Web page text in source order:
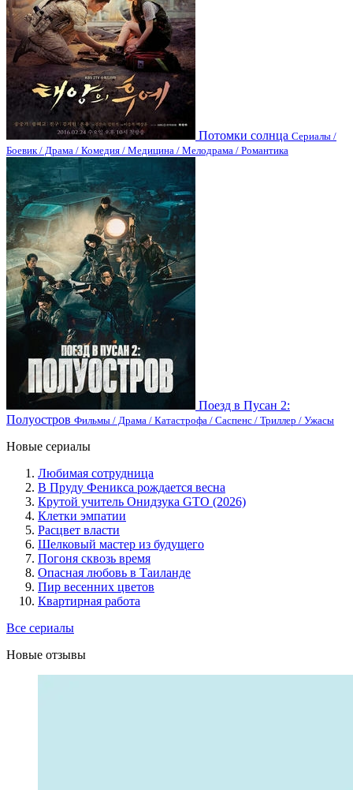
Потомки солнца Сериалы /
Боевик / Драма / Комедия / Медицина / Мелодрама / Романтика
Поезд в Пусан 2:
Полуостров Фильмы / Драма / Катастрофа / Саспенс / Триллер / Ужасы
Новые сериалы
Любимая сотрудница
В Пруду Феникса рождается весна
Крутой учитель Онидзука GTO (2026)
Клетки эмпатии
Расцвет власти
Шелковый мастер из будущего
Погоня сквозь время
Опасная любовь в Таиланде
Пир весенних цветов
Квартирная работа
Все сериалы
Новые отзывы